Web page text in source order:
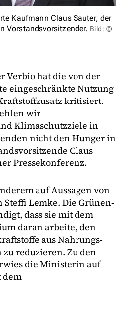
Kaufmann Claus Sauter, der
Vorstandsvorsitzender. Bild: ©
Verbio hat die von der
eingeschränkte Nutzung
kritisiert.
wir
Klimaschutzziele in
nicht den Hunger in
Claus
Pressekonferenz.
auf Aussagen von
Lemke. Die Grünen-
dass sie mit dem
daran arbeite, den
aus Nahrungs-
reduzieren. Zu den
die Ministerin auf
dem